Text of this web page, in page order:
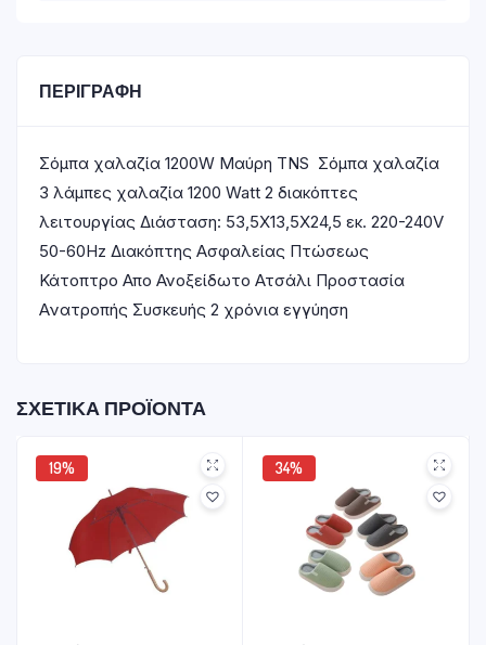
ΠΕΡΙΓΡΑΦΉ
Σόμπα χαλαζία 1200W Μαύρη TNS Σόμπα χαλαζία
3 λάμπες χαλαζία 1200 Watt 2 διακόπτες
λειτουργίας Διάσταση: 53,5Χ13,5Χ24,5 εκ. 220-240V
50-60Hz Διακόπτης Ασφαλείας Πτώσεως
Κάτοπτρο Απο Ανοξείδωτο Ατσάλι Προστασία
Aνατροπής Συσκευής 2 χρόνια εγγύηση
ΣΧΕΤΙΚΆ ΠΡΟΪΌΝΤΑ
19% 34%